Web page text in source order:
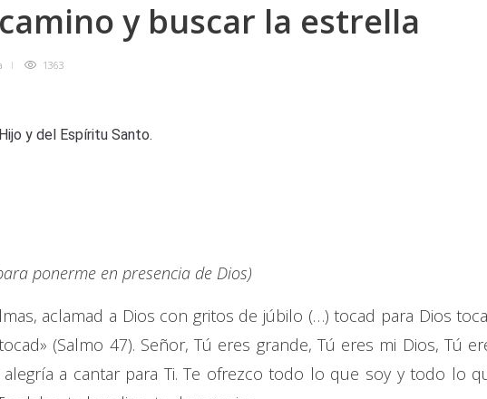
y buscar la estrella
1363
y del Espíritu Santo.
ponerme en presencia de Dios)
aclamad a Dios con gritos de júbilo (…) tocad para Dios
(Salmo 47). Señor, Tú eres grande, Tú eres mi Dios, Tú
a cantar para Ti. Te ofrezco todo lo que soy y todo lo